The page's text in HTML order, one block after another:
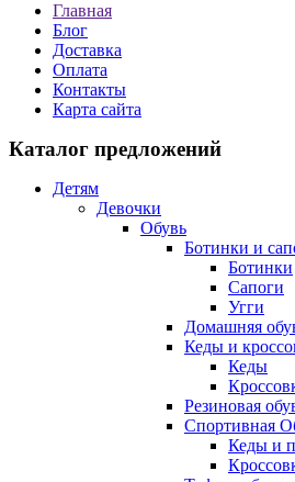
Главная
Блог
Доставка
Оплата
Контакты
Карта сайта
Каталог предложений
Детям
Девочки
Обувь
Ботинки и
Ботинки
Сапоги
Угги
Домашняя
Кеды и
Кеды
Резиновая
Спортивная
Кеды и